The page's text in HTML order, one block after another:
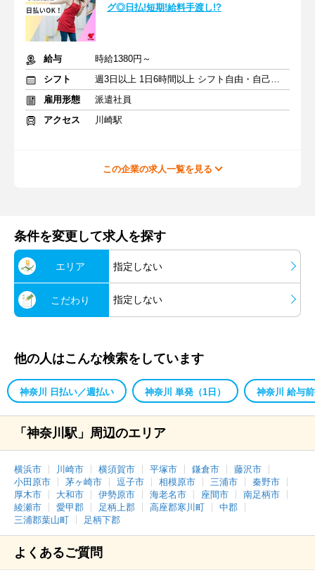
グ◎日払!短期!給料手渡し!?
給与
時給1380円～
シフト
週3日以上 1日6時間以上 シフト自由・自己申告
雇用形態
派遣社員
アクセス
川崎駅
この企業の求人一覧を見る
条件を変更して求人を探す
エリア 指定しない
こだわり 指定しない
他の人はこんな検索をしています
神奈川 日払い／週払い 神奈川 単発（1日） 神奈川 給与
「神奈川駅」周辺のエリア
横浜市 川崎市 横須賀市 平塚市 鎌倉市
藤沢市
小田原市
茅ヶ崎市 逗子市 相模原市 三浦市
秦野市
厚木市
大和市 伊勢原市 海老名市 座間市
南足柄市
綾瀬市
愛甲郡 足柄上郡 高座郡寒川町
中郡
三浦郡葉山町
足柄下郡
よくあるご質問